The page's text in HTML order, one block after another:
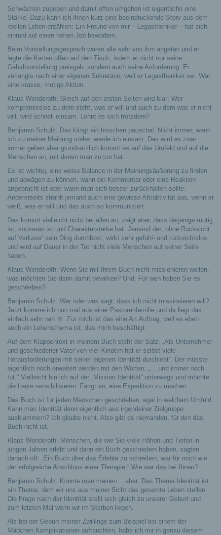
Schwächen zugeben und damit offen umgehen ist eigentliche eine
Stärke. Dazu kann ich Ihnen kurz eine beeindruckende Story aus dem
reellen Leben erzählen: Ein Freund von mir – Legastheniker – hat sich
einmal auf einen hohen Job beworben.
Beim Vorstellungsgespräch waren alle sehr von ihm angetan und er
legte die Karten offen auf den Tisch, indem er nicht nur seine
Gehaltvorstellung preisgab, sondern auch seine Anforderung. Er
verlangte nach einer eigenen Sekretärin, weil er Legastheniker sei. War
eine krasse, mutige Aktion.
Klaus Wenderoth: Gleich auf den ersten Seiten wird klar: Wer
kompromisslos zu dem steht, was er will und auch zu dem was er nicht
will, wird schnell einsam. Lohnt es sich trotzdem?
Benjamin Schulz: Das klingt ein bisschen pauschal. Nicht immer, wenn
ich zu meiner Meinung stehe, werde ich einsam. Das wird es zwar
immer geben aber grundsätzlich kommt es auf das Umfeld und auf die
Menschen an, mit denen man zu tun hat.
Es ist wichtig, eine weise Balance in der Meinungsäußerung zu finden
und abwägen zu können, wann ein Kommentar oder eine Reaktion
angebracht ist oder wann man sich besser zurückhalten sollte.
Andererseits strahlt jemand auch eine gewisse Attraktivität aus, wenn er
weiß, was er will und das auch so kommuniziert.
Das kommt vielleicht nicht bei allen an, zeigt aber, dass derjenige mutig
ist, souverän ist und Charakterstärke hat. Jemand der „ohne Rücksicht
auf Verluste“ sein Ding durchboxt, wirkt sehr gefühl- und rücksichtslos
und wird auf Dauer in der Tat nicht viele Menschen auf seiner Seite
haben.
Klaus Wenderoth: Wenn Sie mit Ihrem Buch nicht missionieren wollen,
was möchten Sie dann damit bewirken? Und: Für wen haben Sie es
geschrieben?
Benjamin Schulz: Wer oder was sagt, dass ich nicht missionieren will?
Jetzt komme ich nun mal aus einer Pastorenfamilie und da liegt das
einfach sehr nah ☺. Für mich ist das eine Art Auftrag, weil es eben
auch ein Lebensthema ist, das mich beschäftigt.
Auf dem Klappentext in meinem Buch steht der Satz: „Als Unternehmer
und geschiedener Vater von vier Kindern hat er selbst viele
Herausforderungen mit seiner eigenen Identität durchlebt“. Der müsste
eigentlich noch erweitert werden mit den Worten: „… und immer noch
tut.“ Vielleicht bin ich auf der „Mission Identität“ unterwegs und möchte
die Leute sensibilisieren: Fangt an, eine Expedition zu machen.
Das Buch ist für jeden Menschen geschrieben, egal in welchem Umfeld.
Kann man Identität denn eigentlich aus irgendeiner Zielgruppe
ausklammern? Ich glaube nicht. Also gibt es niemanden, für den das
Buch nicht ist.
Klaus Wenderoth: Menschen, die wie Sie viele Höhen und Tiefen in
jungen Jahren erlebt und dann ein Buch geschrieben haben, sagten
danach oft: „Ein Buch über das Erlebte zu schreiben, war für mich wie
der erfolgreiche Abschluss einer Therapie.“ Wie war das bei Ihnen?
Benjamin Schulz: Könnte man meinen… aber: Das Thema Identität ist
ein Thema, dem wir uns aus meiner Sicht das gesamte Leben stellen.
Die Frage nach der Identität stellt sich gleich zu unserer Geburt und
zum letzten Mal wenn wir im Sterben liegen.
Als bei der Geburt meiner Zwillinge zum Beispiel bei einem der
Mädchen Komplikationen auftauchten, habe ich mir in genau diesem